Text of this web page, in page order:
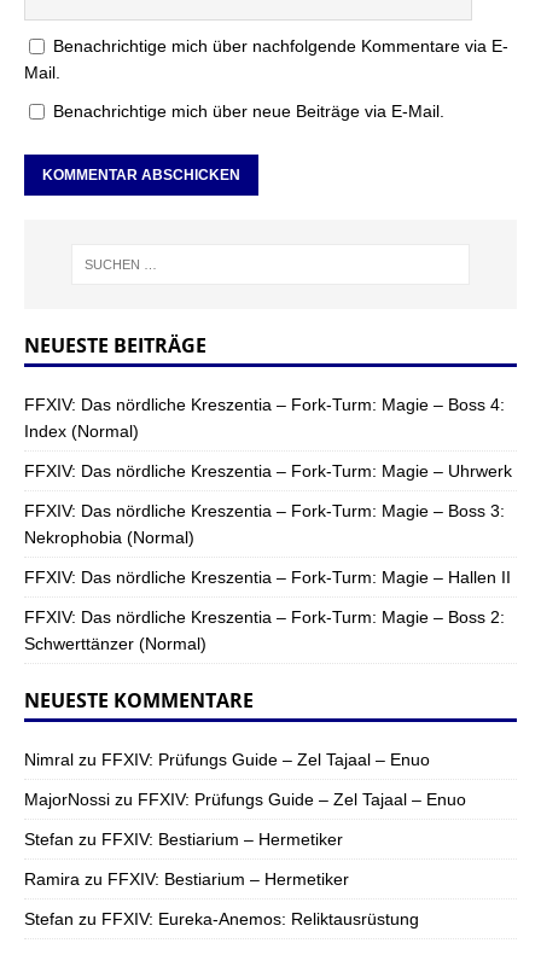
Benachrichtige mich über nachfolgende Kommentare via E-
Mail.
Benachrichtige mich über neue Beiträge via E-Mail.
NEUESTE BEITRÄGE
FFXIV: Das nördliche Kreszentia – Fork-Turm: Magie – Boss 4:
Index (Normal)
FFXIV: Das nördliche Kreszentia – Fork-Turm: Magie – Uhrwerk
FFXIV: Das nördliche Kreszentia – Fork-Turm: Magie – Boss 3:
Nekrophobia (Normal)
FFXIV: Das nördliche Kreszentia – Fork-Turm: Magie – Hallen II
FFXIV: Das nördliche Kreszentia – Fork-Turm: Magie – Boss 2:
Schwerttänzer (Normal)
NEUESTE KOMMENTARE
Nimral zu FFXIV: Prüfungs Guide – Zel Tajaal – Enuo
MajorNossi zu FFXIV: Prüfungs Guide – Zel Tajaal – Enuo
Stefan zu FFXIV: Bestiarium – Hermetiker
Ramira zu FFXIV: Bestiarium – Hermetiker
Stefan zu FFXIV: Eureka-Anemos: Reliktausrüstung